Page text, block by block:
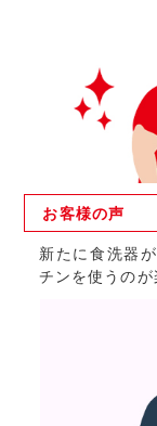
お客様の声
新たに食洗器
チンを使うのが